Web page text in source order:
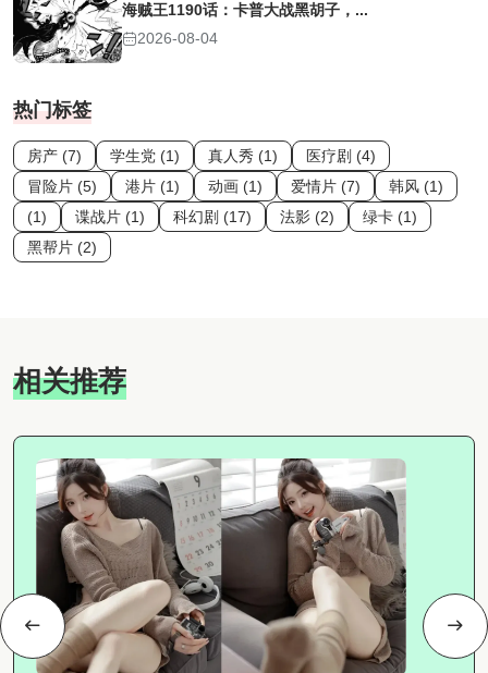
海贼王1190话：卡普大战黑胡子，...
2026-08-04
热门标签
房产 (7) 学生党 (1) 真人秀 (1)
医疗剧 (4)
冒险片 (5)
港片 (1) 动画 (1) 爱情片 (7)
韩风 (1)
(1)
谍战片 (1) 科幻剧 (17) 法影 (2)
绿卡 (1)
黑帮片 (2)
相关推荐